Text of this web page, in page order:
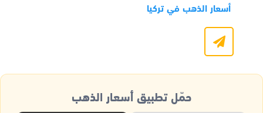
أسعار الذهب في تركيا
حمّل تطبيق أسعار الذهب